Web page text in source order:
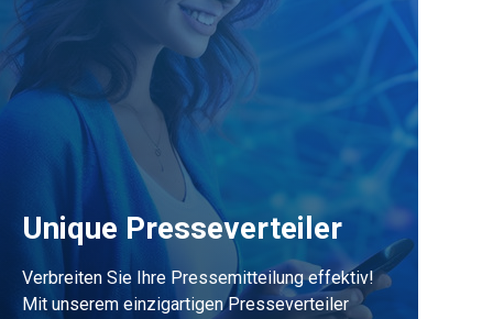
Unique Presseverteiler
Verbreiten Sie Ihre Pressemitteilung effektiv!
Mit unserem einzigartigen Presseverteiler